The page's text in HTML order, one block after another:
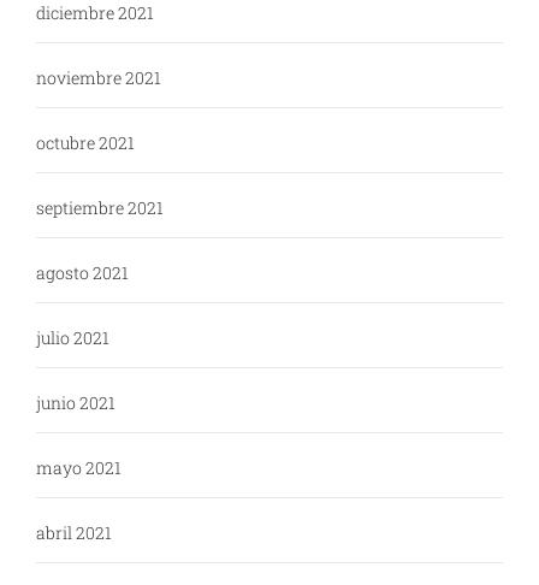
diciembre 2021
noviembre 2021
octubre 2021
septiembre 2021
agosto 2021
julio 2021
junio 2021
mayo 2021
abril 2021